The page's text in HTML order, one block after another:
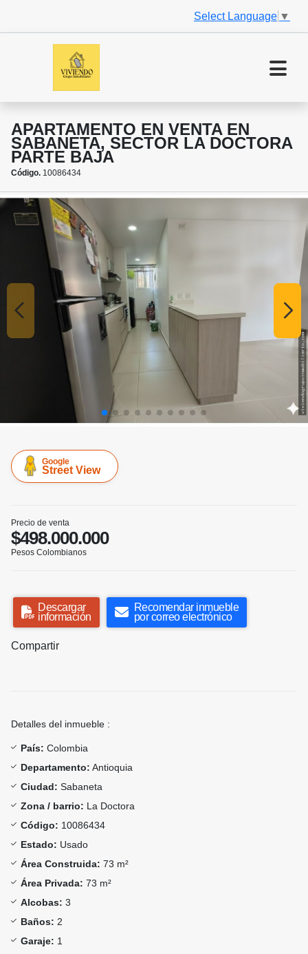
Select Language ▼
APARTAMENTO EN VENTA EN
SABANETA, SECTOR LA DOCTORA
PARTE BAJA
Código. 10086434
Google
Street View
Precio de venta
$498.000.000
Pesos Colombianos
Descargar
información
Recomendar inmueble
por correo electrónico
Compartir
Detalles del inmueble :
País: Colombia
Departamento: Antioquia
Ciudad: Sabaneta
Zona / barrio: La Doctora
Código: 10086434
Estado: Usado
Área Construida: 73 m²
Área Privada: 73 m²
Alcobas: 3
Baños: 2
Garaje: 1